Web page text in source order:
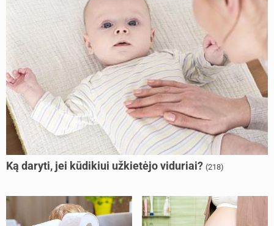
Ką daryti, jei kūdikiui užkietėjo viduriai? (218)